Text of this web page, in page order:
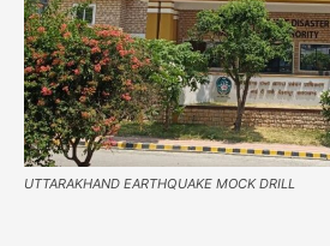
UTTARAKHAND EARTHQUAKE MOCK DRILL